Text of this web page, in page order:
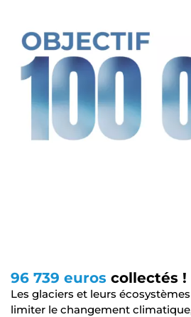
96 739 euros collectés !
Les glaciers et leurs
limiter le changement climatique,